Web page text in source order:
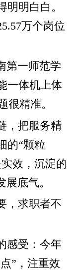
明明白白。
万个岗位
第一师范学
一体机上体
很精准。
，把服务精
的“颗粒
效，沉淀的
底气。
， 求职者不
感受：今年
”，注重效